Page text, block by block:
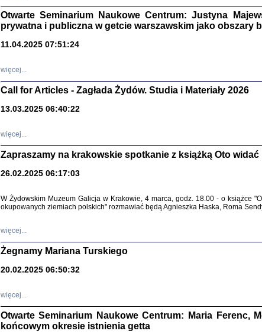
Warszawa
TYLEŚMY
Otwarte Seminarium Naukowe Centrum: Justyna
prywatna i publiczna w getcie warszawskim jako obszary
11.04.2025 07:51:24
więcej...
Call for Articles - Zagłada Żydów. Studia i Materiały 2026
13.03.2025 06:40:22
więcej...
Zapraszamy na krakowskie spotkanie z książką Oto widać
26.02.2025 06:17:03
W Żydowskim Muzeum Galicja w Krakowie, 4 marca, godz. 18.00 - o książce
okupowanych ziemiach polskich" rozmawiać będą Agnieszka Haska, Roma
więcej...
Żegnamy Mariana Turskiego
20.02.2025 06:50:32
więcej...
Otwarte Seminarium Naukowe Centrum: Maria Ferenc,
końcowym okresie istnienia getta